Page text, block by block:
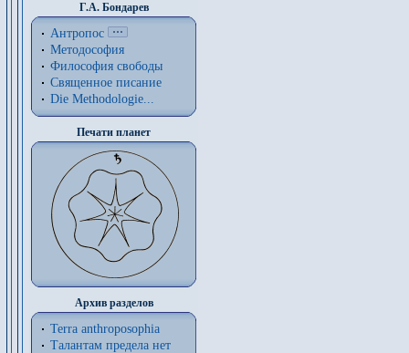
Г.А. Бондарев
Антропос
Методософия
Философия cвободы
Священное писание
Die Methodologie...
Печати планет
Архив разделов
Terra anthroposophia
Талантам предела нет